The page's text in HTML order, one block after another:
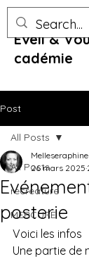
Eveil &
cadémie
Post
All Posts
recreature
MERCURE
All Posts
posterie
26 mars 2025
Voici les infos
Une partie de